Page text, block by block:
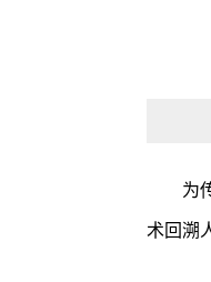
为
术回溯